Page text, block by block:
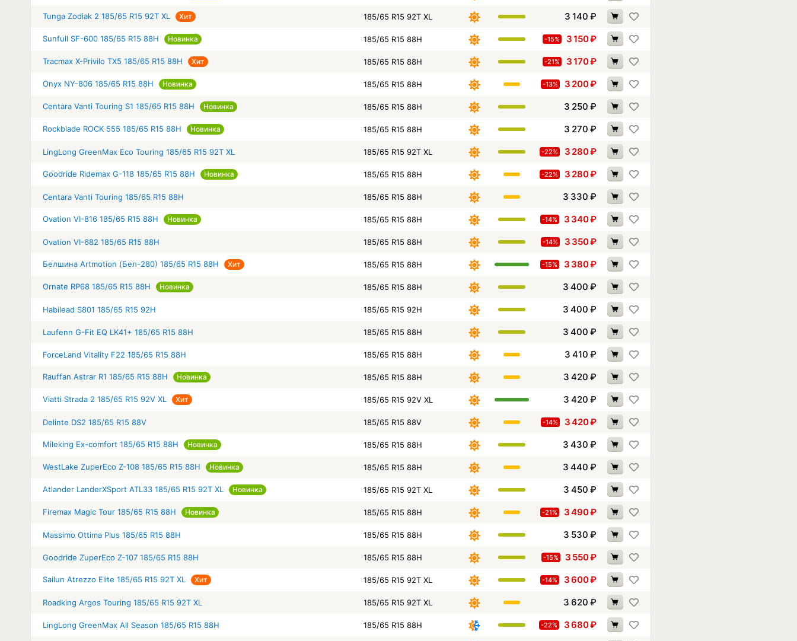
Tunga Zodiak 2 185/65 R15 92T XL Хит 185/65 R15 92T XL 3 140 ₽
Sunfull SF-600 185/65 R15 88H Новинка 185/65 R15 88H -15% 3 150₽
Tracmax X-Privilo TX5 185/65 R15 88H Хит 185/65 R15 88H -21% 3 170₽
Onyx NY-806 185/65 R15 88H Новинка 185/65 R15 88H -13% 3 200₽
Centara Vanti Touring S1 185/65 R15 88H Новинка 185/65 R15 88H 3 250 ₽
Rockblade ROCK 555 185/65 R15 88H Новинка 185/65 R15 88H 3 270 ₽
LingLong GreenMax Eco Touring 185/65 R15 92T XL 185/65 R15 92T XL -22% 3 280₽
Goodride Ridemax G-118 185/65 R15 88H Новинка 185/65 R15 88H -22% 3 280₽
Centara Vanti Touring 185/65 R15 88H 185/65 R15 88H 3 330 ₽
Ovation VI-816 185/65 R15 88H Новинка 185/65 R15 88H -14% 3 340₽
Ovation VI-682 185/65 R15 88H 185/65 R15 88H -14% 3 350₽
Белшина Artmotion (Бел-280) 185/65 R15 88H Хит 185/65 R15 88H -15% 3 380₽
Ornate RP68 185/65 R15 88H Новинка 185/65 R15 88H 3 400 ₽
Habilead S801 185/65 R15 92H 185/65 R15 92H 3 400 ₽
Laufenn G-Fit EQ LK41+ 185/65 R15 88H 185/65 R15 88H 3 400 ₽
ForceLand Vitality F22 185/65 R15 88H 185/65 R15 88H 3 410 ₽
Rauffan Astrar R1 185/65 R15 88H Новинка 185/65 R15 88H 3 420 ₽
Viatti Strada 2 185/65 R15 92V XL Хит 185/65 R15 92V XL 3 420 ₽
Delinte DS2 185/65 R15 88V 185/65 R15 88V -14% 3 420₽
Mileking Ex-comfort 185/65 R15 88H Новинка 185/65 R15 88H 3 430 ₽
WestLake ZuperEco Z-108 185/65 R15 88H Новинка 185/65 R15 88H 3 440 ₽
Atlander LanderXSport ATL33 185/65 R15 92T XL Новинка 185/65 R15 92T XL 3 450 ₽
Firemax Magic Tour 185/65 R15 88H Новинка 185/65 R15 88H -21% 3 490₽
Massimo Ottima Plus 185/65 R15 88H 185/65 R15 88H 3 530 ₽
Goodride ZuperEco Z-107 185/65 R15 88H 185/65 R15 88H -15% 3 550₽
Sailun Atrezzo Elite 185/65 R15 92T XL Хит 185/65 R15 92T XL -14% 3 600₽
Roadking Argos Touring 185/65 R15 92T XL 185/65 R15 92T XL 3 620 ₽
LingLong GreenMax All Season 185/65 R15 88H 185/65 R15 88H -22% 3 680₽